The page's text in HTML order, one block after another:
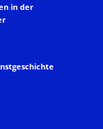
in der